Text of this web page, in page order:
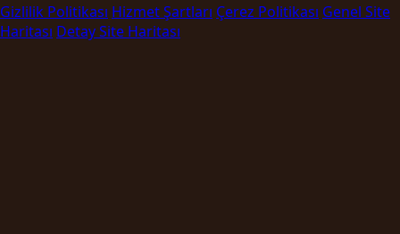
Gizlilik Politikası Hizmet Şartları Çerez Politikası Genel Site
Haritası Detay Site Haritası